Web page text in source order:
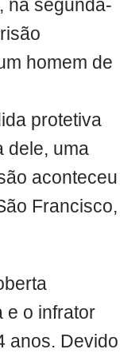
na segunda-
homem de
protetiva
dele, uma
aconteceu
Francisco,
e o infrator
anos. Devido